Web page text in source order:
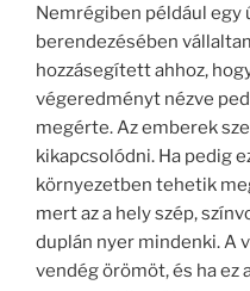
Nemrégiben például
berendezésében
hozzásegített ahhoz,
végeredményt nézve
megérte. Az emberek
kikapcsolódni. Ha pedig
környezetben tehetik
mert az a hely szép,
duplán nyer mindenki. A
vendég örömöt, és ha ez